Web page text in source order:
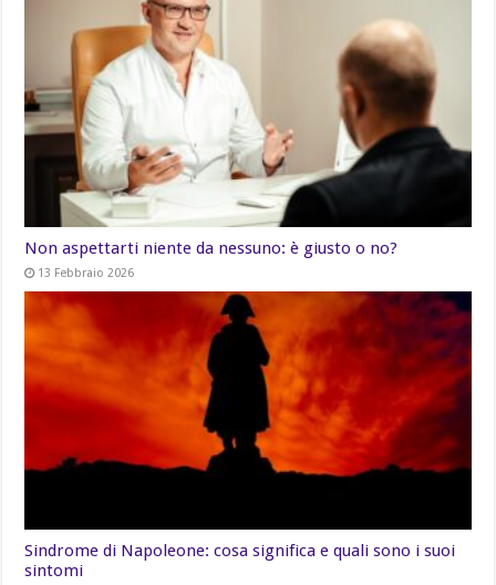
Non aspettarti niente da nessuno: è giusto o no?
13 Febbraio 2026
Sindrome di Napoleone: cosa significa e quali sono i suoi
sintomi